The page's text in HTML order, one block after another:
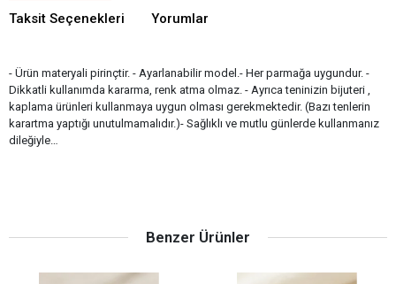
Taksit Seçenekleri Yorumlar
- Ürün materyali pirinçtir. - Ayarlanabilir model.- Her parmağa uygundur. -
Dikkatli kullanımda kararma, renk atma olmaz. - Ayrıca teninizin bijuteri ,
kaplama ürünleri kullanmaya uygun olması gerekmektedir. (Bazı tenlerin
karartma yaptığı unutulmamalıdır.)- Sağlıklı ve mutlu günlerde kullanmanız
dileğiyle…
Benzer Ürünler